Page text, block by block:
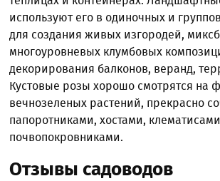
используют его в одиночных и
для создания живых изгородей,
многоуровневых клумбовых
декорирования балконов, веранд,
Кустовые розы хорошо смотрятся на
вечнозеленых растений, прекрасно
папоротниками, хостами,
почвопокровниками.
Отзывы садоводов